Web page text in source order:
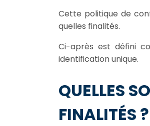
Cette politique de
quelles finalités.
Ci-après est défini
identification unique.
QUELLES
FINALITÉS